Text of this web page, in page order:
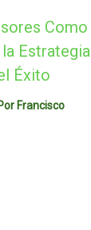
Como
Estrategia
Éxito
Francisco